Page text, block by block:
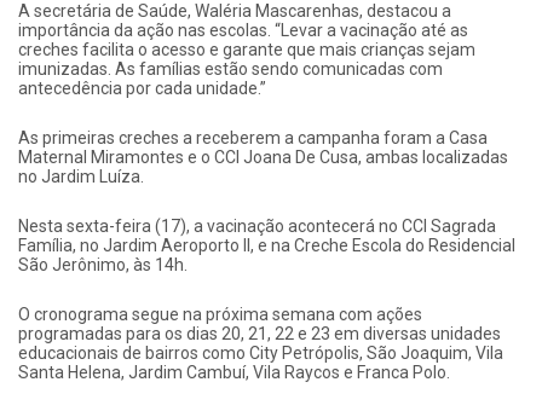
A secretária de Saúde, Waléria Mascarenhas, destacou a
importância da ação nas escolas. “Levar a vacinação até as
creches facilita o acesso e garante que mais crianças sejam
imunizadas. As famílias estão sendo comunicadas com
antecedência por cada unidade.”
As primeiras creches a receberem a campanha foram a Casa
Maternal Miramontes e o CCI Joana De Cusa, ambas localizadas
no Jardim Luíza.
Nesta sexta-feira (17), a vacinação acontecerá no CCI Sagrada
Família, no Jardim Aeroporto II, e na Creche Escola do Residencial
São Jerônimo, às 14h.
O cronograma segue na próxima semana com ações
programadas para os dias 20, 21, 22 e 23 em diversas unidades
educacionais de bairros como City Petrópolis, São Joaquim, Vila
Santa Helena, Jardim Cambuí, Vila Raycos e Franca Polo.